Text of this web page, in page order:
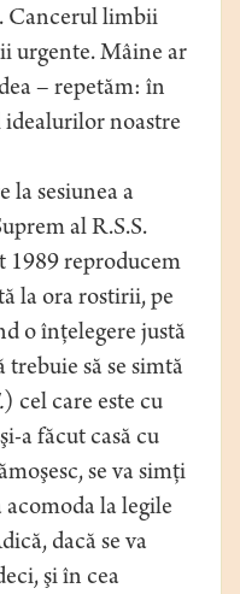
Cancerul limbii
urgente. Mâine ar
– repetăm: în
noastre
la sesiunea a
al R.S.S.
1989 reproducem
la ora rostirii, pe
o înţelegere justă
trebuie să se simtă
) cel care este cu
a făcut casă cu
se va simţi
acomoda la legile
dacă se va
şi în cea